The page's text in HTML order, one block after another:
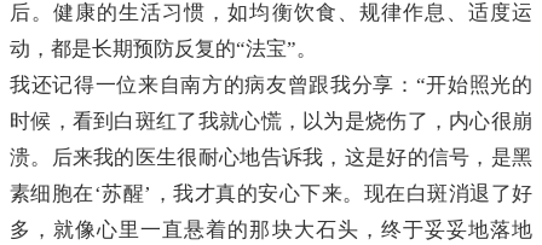
后。健康的生活习惯，如均衡饮食、规律作息、适度运
动，都是长期预防反复的“法宝”。
我还记得一位来自南方的病友曾跟我分享：“开始照光的
时候，看到白斑红了我就心慌，以为是烧伤了，内心很崩
溃。后来我的医生很耐心地告诉我，这是好的信号，是黑
素细胞在‘苏醒’，我才真的安心下来。现在白斑消退了好
多，就像心里一直悬着的那块大石头，终于妥妥地落地